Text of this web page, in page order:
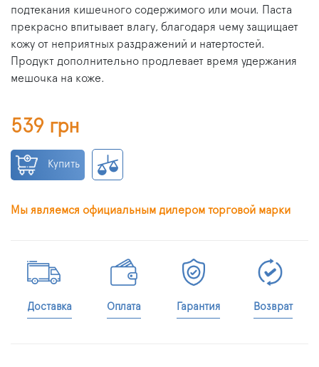
подтекания кишечного содержимого или мочи. Паста
прекрасно впитывает влагу, благодаря чему защищает
кожу от неприятных раздражений и натертостей.
Продукт дополнительно продлевает время удержания
мешочка на коже.
539 грн
Купить
Мы являемся официальным дилером торговой марки
Доставка Оплата Гарантия Возврат